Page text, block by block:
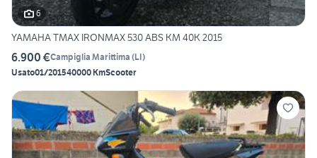
6
YAMAHA TMAX IRONMAX 530 ABS KM 40K 2015
6.900 €Campiglia Marittima (LI)
Usato01/201540000 KmScooter